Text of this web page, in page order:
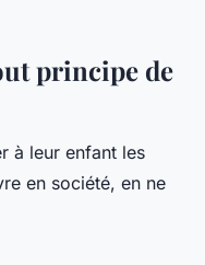
principe de
à leur enfant les
en société, en ne